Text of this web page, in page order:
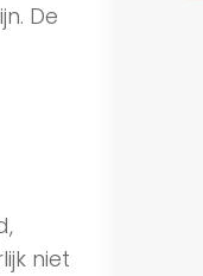
De
niet